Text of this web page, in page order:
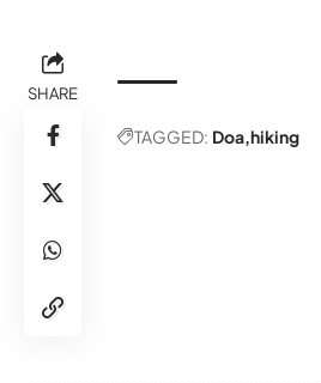
SHARE
TAGGED: Doa hiking